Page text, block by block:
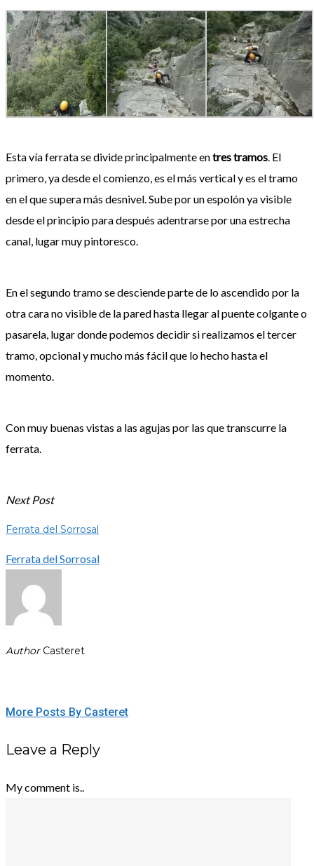
Esta vía ferrata se divide principalmente entres tramos. El
primero, ya desde el comienzo, es el más vertical y es el tramo
en el que supera más desnivel. Sube por un espolón ya visible
desde el principio para después adentrarse por una estrecha
canal, lugar muy pintoresco.
En el segundo tramo se desciende parte de lo ascendido por la
otra cara no visible de la pared hasta llegar al puente colgante o
pasarela, lugar donde podemos decidir si realizamos el tercer
tramo, opcional y mucho más fácil que lo hecho hasta el
momento.
Con muy buenas vistas a las agujas por las que transcurre la
ferrata.
Next Post
Ferrata del Sorrosal
Ferrata del Sorrosal
AuthorCasteret
More Posts By Casteret
Leave a Reply
My comment is..